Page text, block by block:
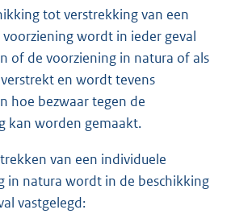
tot verstrekking van een
wordt in ieder geval
of de voorziening in natura of als
en wordt tevens
hoe bezwaar tegen de
kan worden gemaakt.
van een individuele
in natura wordt in de beschikking
vastgelegd: